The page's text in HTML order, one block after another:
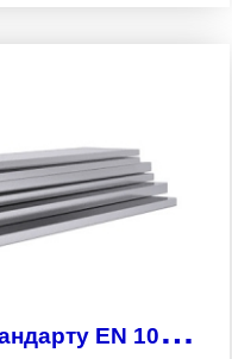
П
олоса стальная по стандарту EN 10137-2